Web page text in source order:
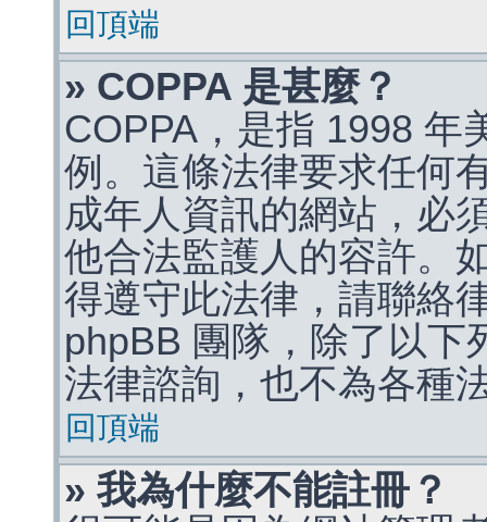
回頂端
» COPPA 是甚麼？
COPPA，是指 1998 年
例。這條法律要求任何
成年人資訊的網站，必
他合法監護人的容許。
得遵守此法律，請聯絡
phpBB 團隊，除了以下
法律諮詢，也不為各種
回頂端
» 我為什麼不能註冊？